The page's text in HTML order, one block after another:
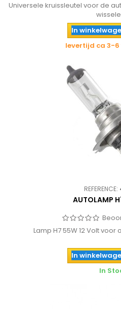
Universele kruissleutel voor de
In
levertijd ca 3-
REFERENCE:
AUTOLAMP
Lamp H7 55W 12 Volt
In
In